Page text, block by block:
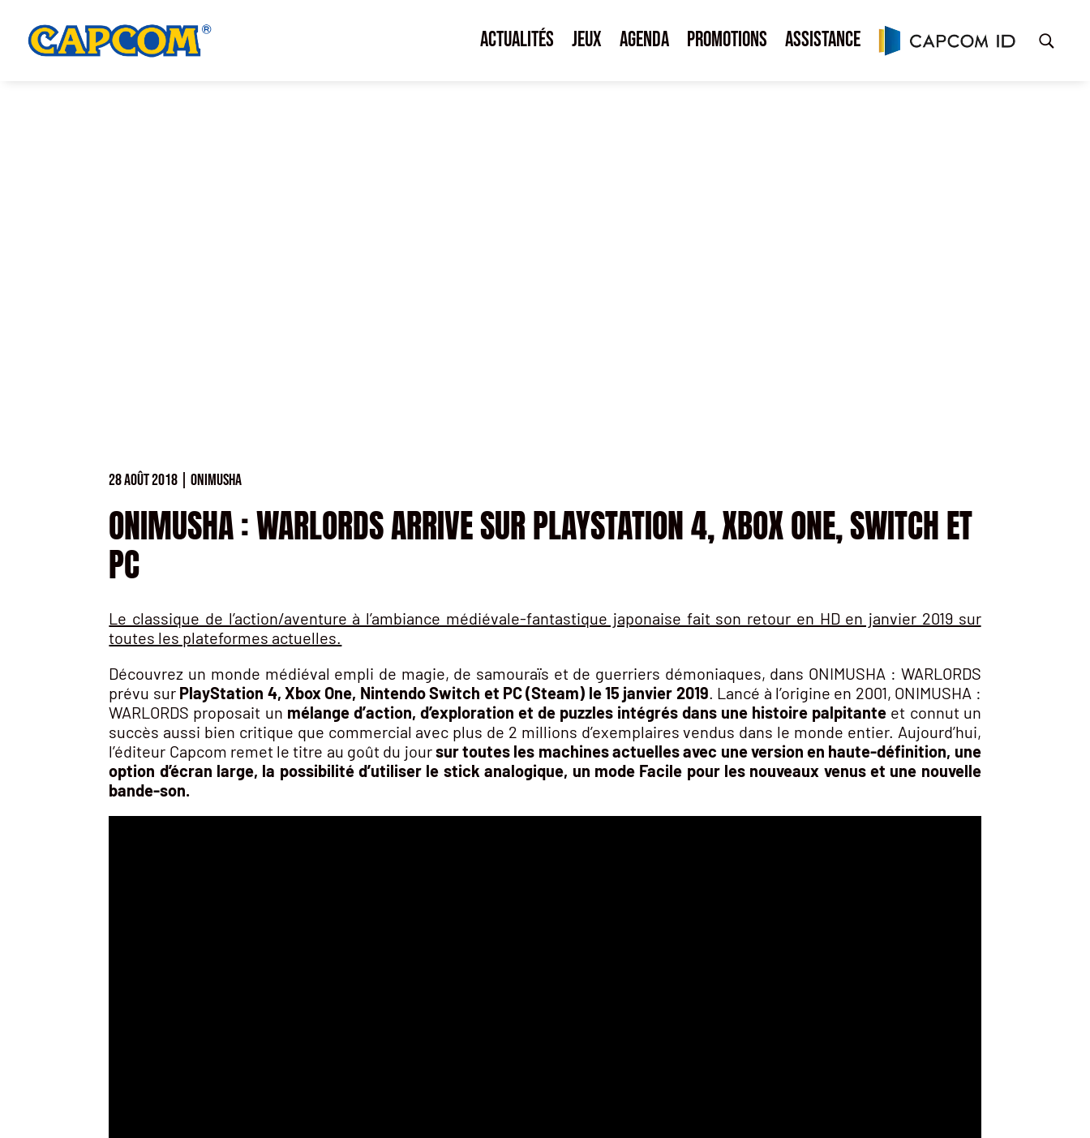
Actualités Jeux Agenda Promotions Assistance
ONIMUSHA : WARLORDS ARRIVE SUR PLAYSTATION 4, XBOX ONE, SWITCH ET
PC
28 AOÛT 2018 |ONIMUSHA
Le classique de l’action/aventure à l’ambiance médiévale-fantastique japonaise fait son retour en HD en janvier 2019 sur
toutes les plateformes actuelles.
Découvrez un monde médiéval empli de magie, de samouraïs et de guerriers démoniaques, dans ONIMUSHA : WARLORDS
prévu sur PlayStation 4, Xbox One, Nintendo Switch et PC (Steam) le 15 janvier 2019 . Lancé à l’origine en 2001, ONIMUSHA :
WARLORDS proposait un mélange d’action, d’exploration et de puzzles intégrés dans une histoire palpitante et connut un
succès aussi bien critique que commercial avec plus de 2 millions d’exemplaires vendus dans le monde entier. Aujourd’hui,
l’éditeur Capcom remet le titre au goût du joursur toutes les machines actuelles avec une version en haute-définition, une
option d’écran large, la possibilité d’utiliser le stick analogique, un mode Facile pour les nouveaux venus et une nouvelle
bande-son.